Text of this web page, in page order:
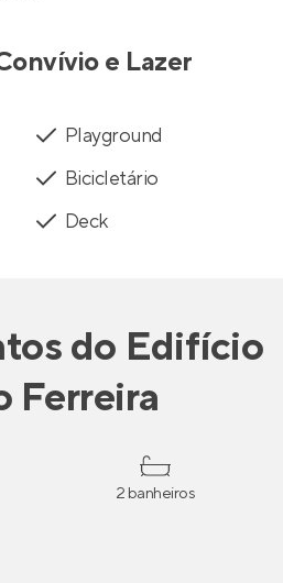
e Lazer
Playground
Bicicletário
Deck
do Edifício
Ferreira
2 banheiros